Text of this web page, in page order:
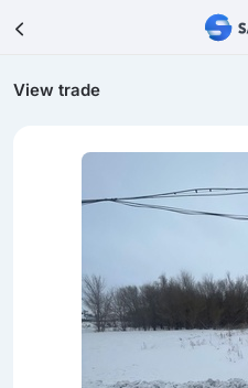
View trade